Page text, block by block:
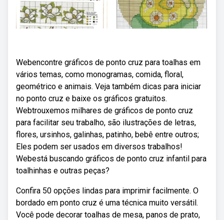
Webencontre gráficos de ponto cruz para toalhas em
vários temas, como monogramas, comida, floral,
geométrico e animais. Veja também dicas para iniciar
no ponto cruz e baixe os gráficos gratuitos.
Webtrouxemos milhares de gráficos de ponto cruz
para facilitar seu trabalho, são ilustrações de letras,
flores, ursinhos, galinhas, patinho, bebê entre outros;
Eles podem ser usados em diversos trabalhos!
Webestá buscando gráficos de ponto cruz infantil para
toalhinhas e outras peças?
Confira 50 opções lindas para imprimir facilmente. O
bordado em ponto cruz é uma técnica muito versátil.
Você pode decorar toalhas de mesa, panos de prato,